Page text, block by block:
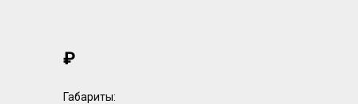
₽
Габариты: